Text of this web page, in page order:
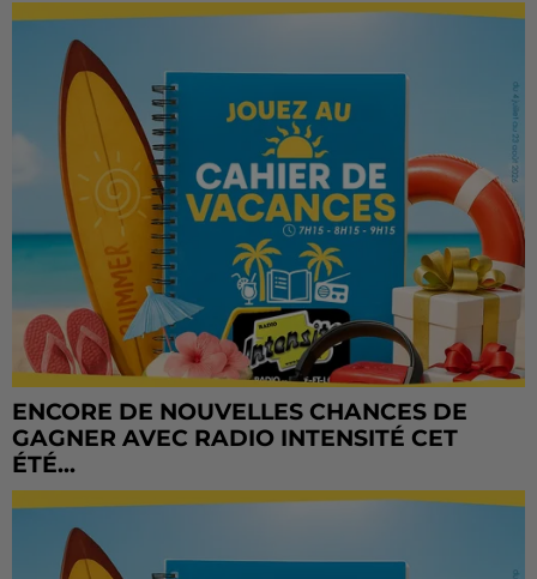
ENCORE DE NOUVELLES CHANCES DE
GAGNER AVEC RADIO INTENSITÉ CET
ÉTÉ...